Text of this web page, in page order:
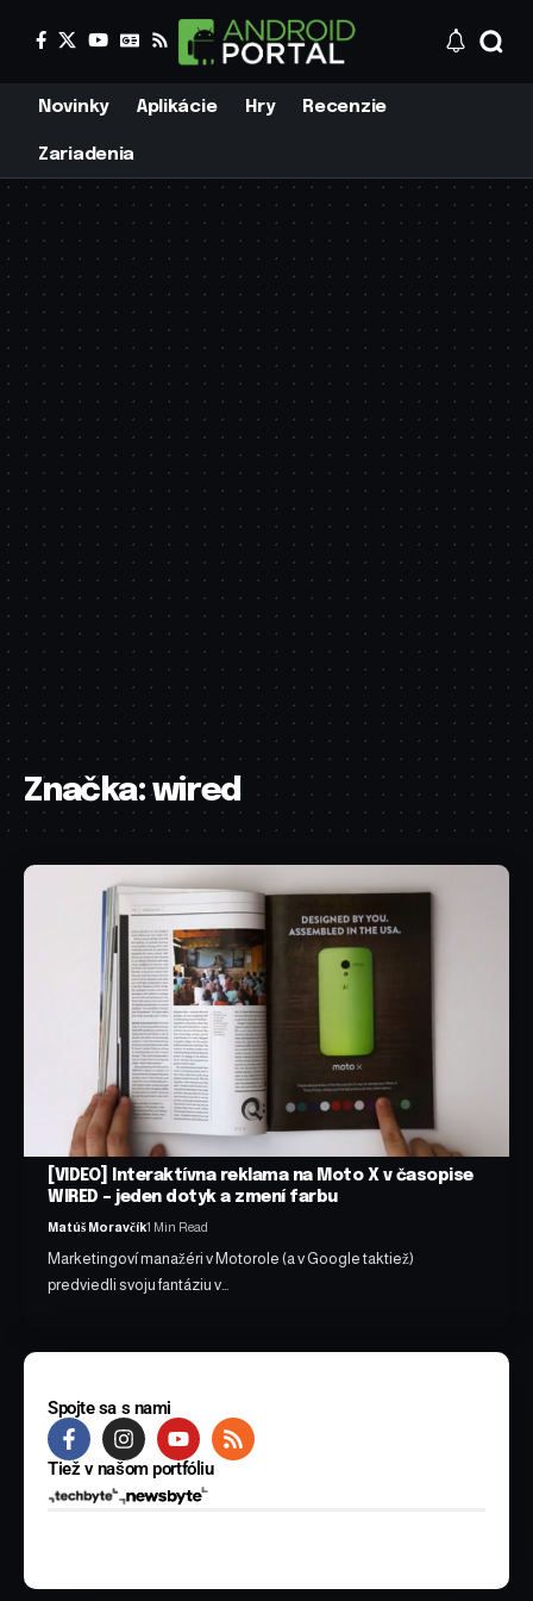
Novinky Aplikácie Hry Recenzie
Zariadenia
Značka:wired
[VIDEO] Interaktívna reklama na Moto X v časopise
WIRED – jeden dotyk a zmení farbu
Matúš Moravčík1 Min Read
Marketingoví manažéri v Motorole (a v Google taktiež)
predviedli svoju fantáziu v…
Spojte sa s nami
Tiež v našom portfóliu